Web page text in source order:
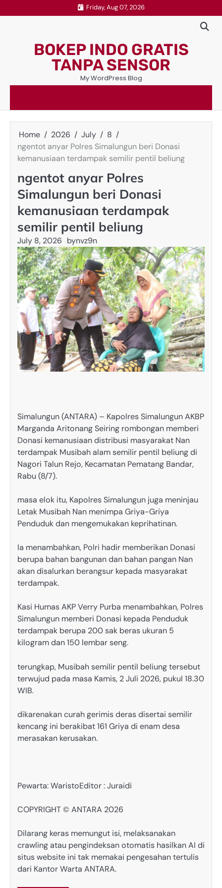
to
Friday, Aug 07, 2026
BOKEP INDO GRATIS
TANPA SENSOR
My WordPress Blog
Home 2026 July
8
ngentot anyar Polres Simalungun beri Donasi
kemanusiaan terdampak semilir pentil beliung
ngentot anyar Polres
Simalungun beri Donasi
kemanusiaan terdampak
semilir pentil beliung
July 8, 2026 bynvz9n
Simalungun (ANTARA) – Kapolres Simalungun AKBP
Marganda Aritonang Seiring rombongan memberi
Donasi kemanusiaan distribusi masyarakat Nan
terdampak Musibah alam semilir pentil beliung di
Nagori Talun Rejo, Kecamatan Pematang Bandar,
Rabu (8/7).
masa elok itu, Kapolres Simalungun juga meninjau
Letak Musibah Nan menimpa Griya-Griya
Penduduk dan mengemukakan keprihatinan.
Ia menambahkan, Polri hadir memberikan Donasi
berupa bahan bangunan dan bahan pangan Nan
akan disalurkan berangsur kepada masyarakat
terdampak.
Kasi Humas AKP Verry Purba menambahkan, Polres
Simalungun memberi Donasi kepada Penduduk
terdampak berupa 200 sak beras ukuran 5
kilogram dan 150 lembar seng.
terungkap, Musibah semilir pentil beliung tersebut
terwujud pada masa Kamis, 2 Juli 2026, pukul 18.30
WIB.
dikarenakan curah gerimis deras disertai semilir
kencang ini berakibat 161 Griya di enam desa
merasakan kerusakan.
Pewarta: WaristoEditor : Juraidi
COPYRIGHT © ANTARA 2026
Dilarang keras memungut isi, melaksanakan
crawling atau pengindeksan otomatis hasilkan AI di
situs website ini tak memakai pengesahan tertulis
dari Kantor Warta ANTARA.